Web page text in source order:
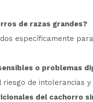
de razas grandes?
específicamente
o problemas
de intolerancias
del cachorro